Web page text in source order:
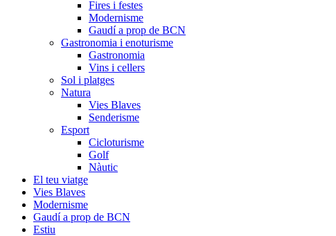
Fires i festes
Modernisme
Gaudí a prop de BCN
Gastronomia i enoturisme
Gastronomia
Vins i cellers
Sol i platges
Natura
Vies Blaves
Senderisme
Esport
Cicloturisme
Golf
Nàutic
El teu viatge
Vies Blaves
Modernisme
Gaudí a prop de BCN
Estiu